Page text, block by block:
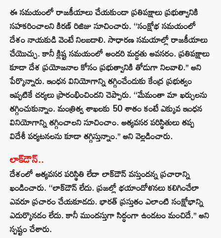
ఈ సమయంలో రాజకీయాలు చేయకుండా ప్రతిపక్షాలు ప్రభుత్వానికి
సహకరించాలని కిరణ్ రిజిజు సూచించారు. ‘‘సంక్షోభ సమయంలో
దేశం నాయకుడి వెంటే నిలబడాలి. సాధారణ సమయాల్లో రాజకీయాలు
చేయొచ్చు. కానీ క్లిష్ట సమయంలో అందరి మద్దతు అవసరం. ప్రతిపక్షాలు
కూడా దేశ ప్రయోజనాల కోసం ప్రభుత్వానికి తోడుగా నిలవాలి.’’ అని
పేర్కొన్నారు. ఇంధన వినియోగాన్ని తగ్గించేందుకు కేంద్ర ప్రభుత్వం
ఇప్పటికే చర్యలు ప్రారంభించిందని చెప్పారు. ‘‘మేమంతా మా ఖర్చులను
తగ్గించుకున్నాం. మంత్రిత్వ శాఖలకు 50 శాతం కంటే ఎక్కువ ఇంధన
వినియోగాన్ని తగ్గించాలని సూచించాం. అత్యవసర పరిస్థితులు తప్ప
విదేశీ పర్యటనలను కూడా తగ్గిస్తున్నాం.’’ అని వెల్లడించారు.
లాక్‌డౌన్..
దేశంలో అత్యవసర పరిస్థితి లేదా లాక్‌డౌన్ వస్తుందన్న ప్రచారాన్ని
ఖండించారు. ‘‘లాక్‌డౌన్ లేదు. ప్రజల్లో భయాందోళనలు కలిగించేలా
ఎవరూ ప్రచారం చేయకూడదు. భారత్ ప్రస్తుతం ఎలాంటి సంక్షోభాన్ని
ఎదుర్కొనడం లేదు. కానీ ముందస్తుగా సిద్ధంగా ఉండటం మంచిదే.’’ అని
స్పష్టం చేశారు.